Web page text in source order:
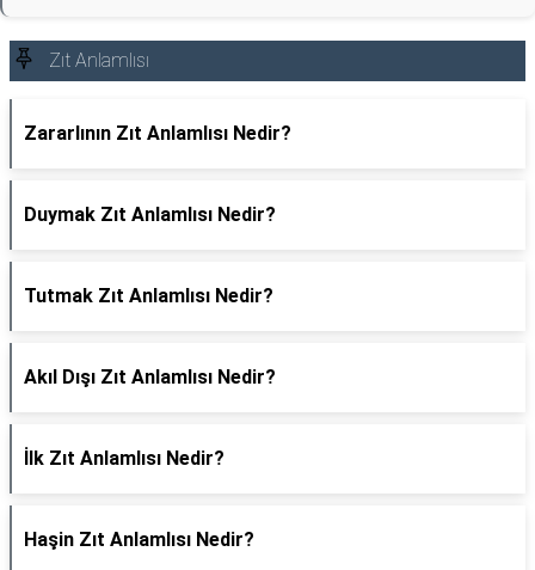
Zıt Anlamlısı
Zararlının Zıt Anlamlısı Nedir?
Duymak Zıt Anlamlısı Nedir?
Tutmak Zıt Anlamlısı Nedir?
Akıl Dışı Zıt Anlamlısı Nedir?
İlk Zıt Anlamlısı Nedir?
Haşin Zıt Anlamlısı Nedir?